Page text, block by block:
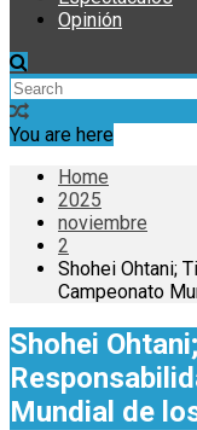
Opinión
You are here
Home
2025
noviembre
2
Shohei Ohtani;
Campeonato
Shohei
Mundial de